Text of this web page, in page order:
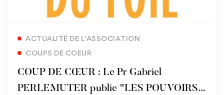
ACTUALITÉ DE L'ASSOCIATION
COUPS DE COEUR
COUP DE CŒUR : Le Pr Gabriel
PERLEMUTER publie "LES POUVOIRS